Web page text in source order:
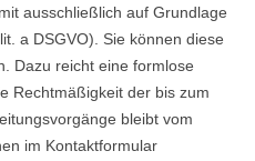
ausschließlich auf Grundlage
a DSGVO). Sie können diese
Dazu reicht eine formlose
Rechtmäßigkeit der bis zum
bleibt vom
im Kontaktformular